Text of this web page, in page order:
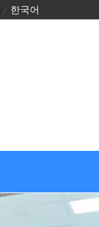
한국어
/